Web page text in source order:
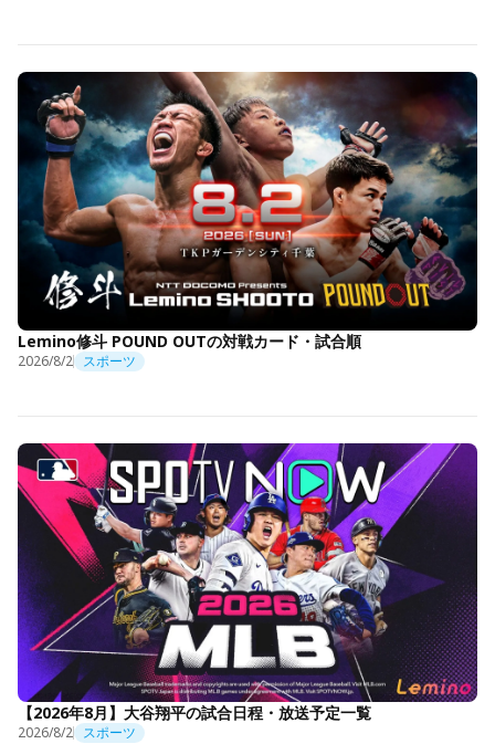
Lemino修斗 POUND OUTの対戦カード・試合順
2026/8/2 スポーツ
【2026年8月】大谷翔平の試合日程・放送予定一覧
2026/8/2 スポーツ